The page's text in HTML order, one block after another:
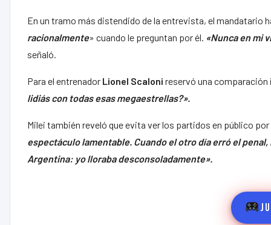
En un tramo más distendido de la entrevista, el mandatario
racionalmente» cuando le preguntan por él. «Nunca en mi
señaló.
Para el entrenador Lionel Scaloni reservó una
lidiás con todas esas megaestrellas?».
Milei también reveló que evita ver los partidos en público
espectáculo lamentable. Cuando el otro día erró el
Argentina: yo lloraba desconsoladamente».